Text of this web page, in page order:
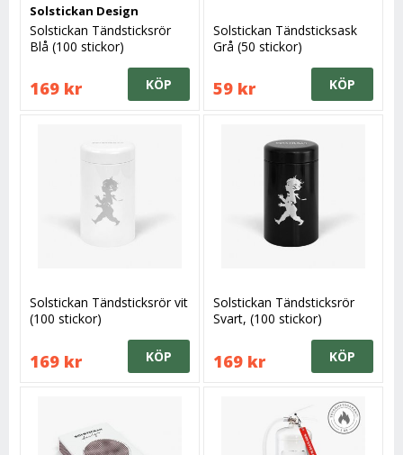
Solstickan Design
Solstickan Tändsticksrör
Blå (100 stickor)
169 kr KÖP
Solstickan Tändsticksask
Grå (50 stickor)
59 kr KÖP
Solstickan Tändsticksrör vit
(100 stickor)
169 kr KÖP
Solstickan Tändsticksrör
Svart, (100 stickor)
169 kr KÖP